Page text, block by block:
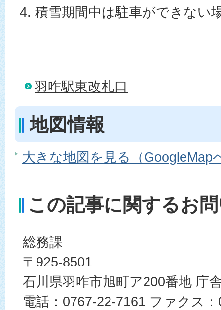
4. 積雪期間中は駐車ができない
羽咋駅東改札口
地図情報
大きな地図を見る（GoogleMap
この記事に関するお
総務課
〒925-8501
石川県羽咋市旭町ア200番地 庁
電話：0767-22-7161 ファクス